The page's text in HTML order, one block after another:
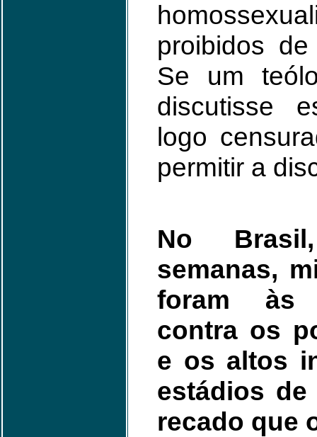
proibidos
Se um
discutisse
logo
permitir a
No
semanas,
foram às
contra os
e os altos
estádios
recado que